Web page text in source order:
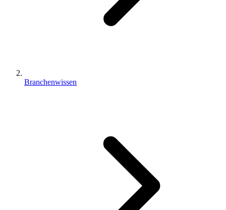
Branchenwissen